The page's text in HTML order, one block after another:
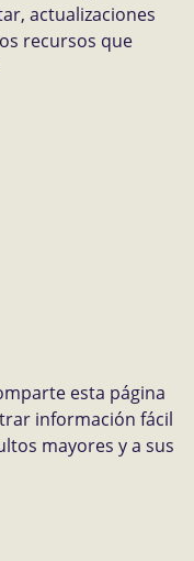
actualizaciones
recursos que
esta página
información fácil
mayores y a sus